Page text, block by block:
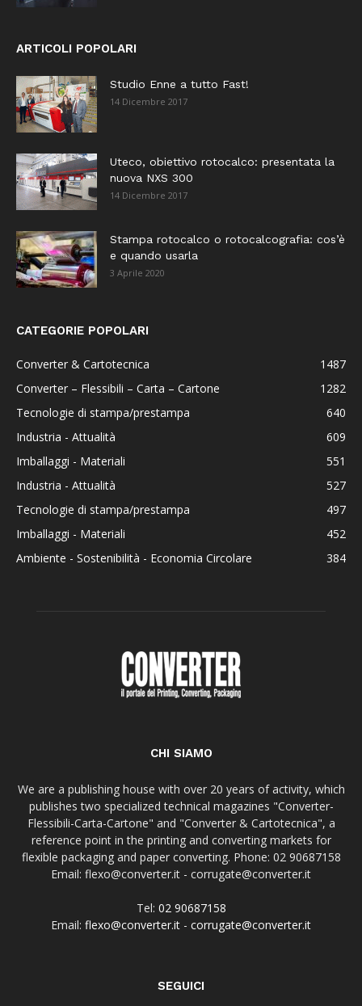
ARTICOLI POPOLARI
Studio Enne a tutto Fast!
14 Dicembre 2017
Uteco, obiettivo rotocalco: presentata la
nuova NXS 300
14 Dicembre 2017
Stampa rotocalco o rotocalcografia: cos’è
e quando usarla
3 Aprile 2020
CATEGORIE POPOLARI
Converter & Cartotecnica
1487
Converter – Flessibili – Carta – Cartone
1282
Tecnologie di stampa/prestampa
640
Industria - Attualità
609
Imballaggi - Materiali
551
Industria - Attualità
527
Tecnologie di stampa/prestampa
497
Imballaggi - Materiali
452
Ambiente - Sostenibilità - Economia Circolare
384
CHI SIAMO
We are a publishing house with over 20 years of activity, which
publishes two specialized technical magazines "Converter-
Flessibili-Carta-Cartone" and "Converter & Cartotecnica", a
reference point in the printing and converting markets for
flexible packaging and paper converting. Phone: 02 90687158
Email: flexo@converter.it - corrugate@converter.it
Tel: 02 90687158
Email: flexo@converter.it - corrugate@converter.it
SEGUICI